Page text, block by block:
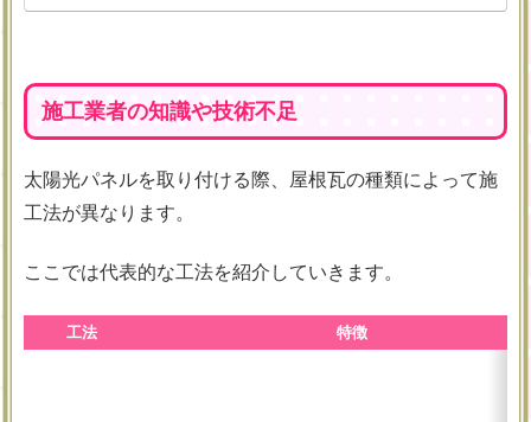
施工業者の知識や技術不足
太陽光パネルを取り付ける際、屋根瓦の種類によって施
工法が異なります。
ここでは代表的な工法を紹介していきます。
工法 特徴